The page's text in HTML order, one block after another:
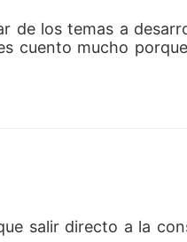
de los temas a
cuento mucho
salir directo a la